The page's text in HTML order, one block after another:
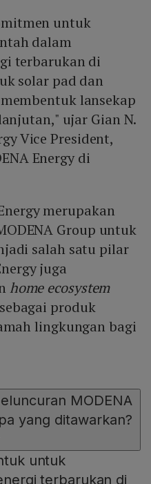
untuk
dalam
terbarukan di
solar pad dan
lansekap
ujar Gian N.
Vice President,
Energy di
merupakan
Group untuk
salah satu pilar
juga
home ecosystem
produk
lingkungan bagi
MODENA
yang ditawarkan?
untuk
terbarukan di